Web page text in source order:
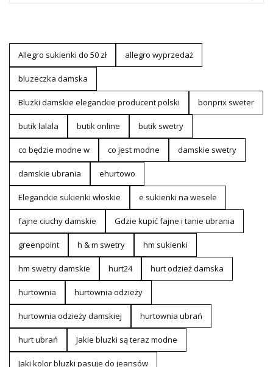
Allegro sukienki do 50 zł allegro wyprzedaż
bluzeczka damska
Bluzki damskie eleganckie producent polski bonprix sweter
butik lalala butik online butik swetry
co będzie modne w co jest modne damskie swetry
damskie ubrania ehurtowo
Eleganckie sukienki włoskie e sukienki na wesele
fajne ciuchy damskie Gdzie kupić fajne i tanie ubrania
greenpoint h & m swetry hm sukienki
hm swetry damskie hurt24 hurt odzież damska
hurtownia hurtownia odzieży
hurtownia odzieży damskiej hurtownia ubrań
hurt ubrań Jakie bluzki są teraz modne
Jaki kolor bluzki pasuje do jeansów